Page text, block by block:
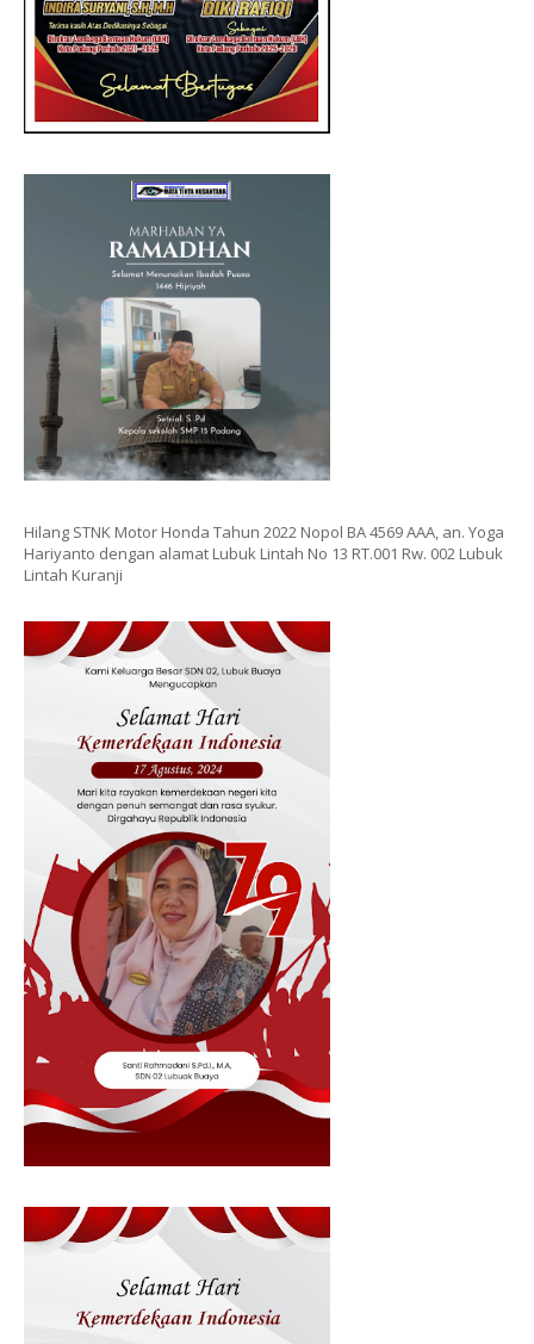
Hilang STNK Motor Honda Tahun 2022 Nopol BA 4569 AAA, an. Yoga
Hariyanto dengan alamat Lubuk Lintah No 13 RT.001 Rw. 002 Lubuk
Lintah Kuranji